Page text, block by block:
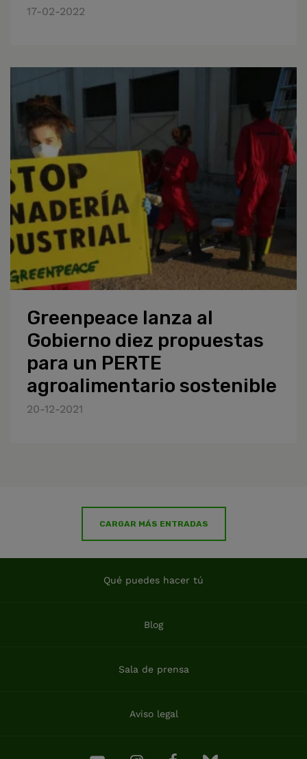
17-02-2022
Greenpeace lanza al
Gobierno diez propuestas
para un PERTE
agroalimentario sostenible
20-12-2021
CARGAR MÁS ENTRADAS
Qué puedes hacer tú
Blog
Sala de prensa
Aviso legal